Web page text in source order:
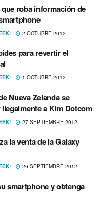
roba información de
2 OCTUBRE 2012
para revertir el
1 OCTUBRE 2012
Nueva Zelanda se
a Kim Dotcom
27 SEPTIEMBRE 2012
la venta de la Galaxy
26 SEPTIEMBRE 2012
smartphone y obtenga